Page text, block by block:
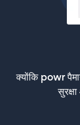
क्योंकि powr